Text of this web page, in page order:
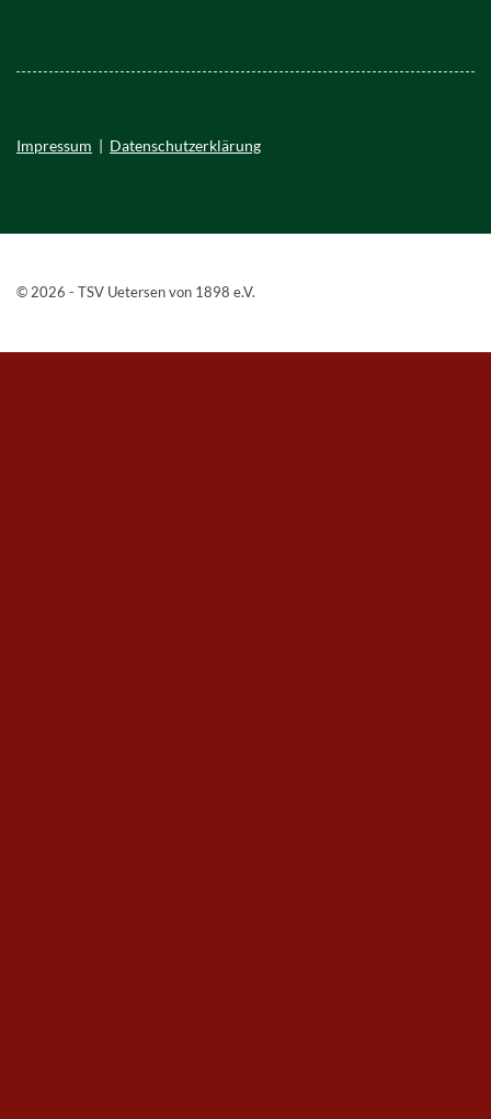
Impressum | Datenschutzerklärung
© 2026 - TSV Uetersen von 1898 e.V.